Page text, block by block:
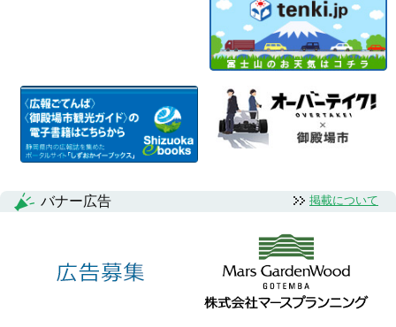
バナー広告 掲載について